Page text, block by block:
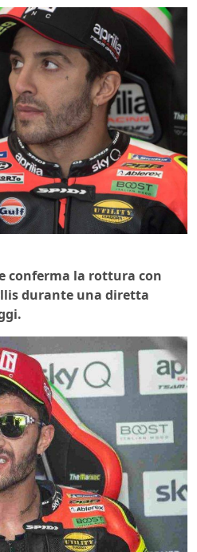
conferma la rottura con
durante una diretta